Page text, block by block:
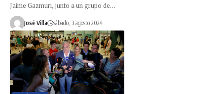
Jaime Gazmuri, junto a un grupo de…
José Villa sábado, 3 agosto 2024